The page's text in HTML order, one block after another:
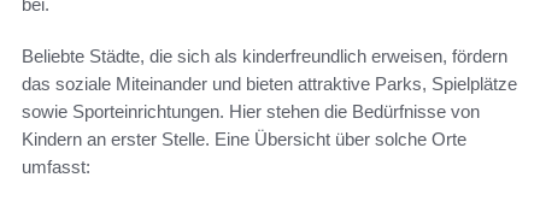
bei.
Beliebte Städte, die sich als kinderfreundlich erweisen, fördern
das soziale Miteinander und bieten attraktive Parks, Spielplätze
sowie Sporteinrichtungen. Hier stehen die Bedürfnisse von
Kindern an erster Stelle. Eine Übersicht über solche Orte
umfasst: